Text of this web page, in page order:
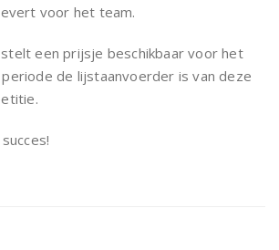
voor het team.
een prijsje beschikbaar voor het
de lijstaanvoerder is van deze